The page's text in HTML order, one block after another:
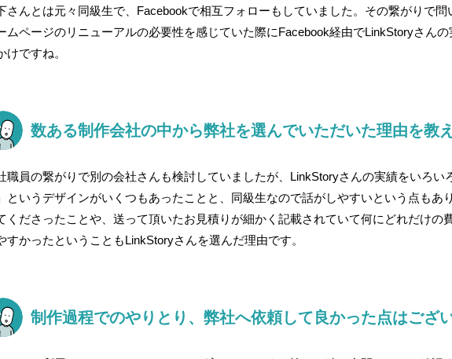
さんとは元々同級生で、Facebookで相互フォローもしていました。その繋がりで問
ムページのリニューアルの必要性を感じていた際にFacebook経由でLinkStoryさん
けですね。
数ある制作会社の中から弊社を選んでいただいた理由を教
職員の繋がりで別の会社さんも検討していましたが、LinkStoryさんの実績をいろい
というデザインがいくつもあったことと、同級生なので話がしやすいという点もあ
くださったことや、送って頂いたお見積りが細かく記載されていて何にどれだけの
すかったということもLinkStoryさんを選んだ理由です。
制作過程でのやりとり、弊社へ依頼して良かった点はござい